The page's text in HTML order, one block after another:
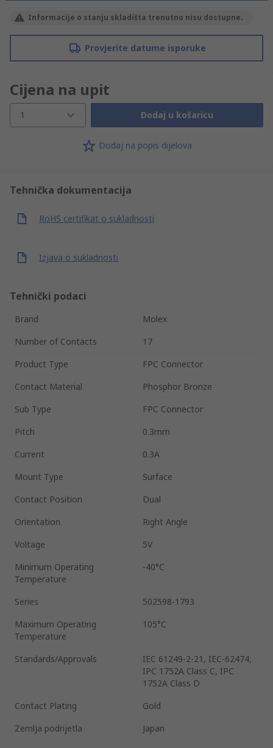
Informacije o stanju skladišta trenutno nisu dostupne.
Provjerite datume isporuke
Cijena na upit
1 Dodaj u košaricu
Dodaj na popis dijelova
Tehnička dokumentacija
RoHS certifikat o sukladnosti
Izjava o sukladnosti
Tehnički podaci
Brand
Molex
Number of Contacts
17
Product Type
FPC Connector
Contact Material
Phosphor Bronze
Sub Type
FPC Connector
Pitch
0.3mm
Current
0.3A
Mount Type
Surface
Contact Position
Dual
Orientation
Right Angle
Voltage
5V
Minimum Operating
Temperature
-40°C
Series
502598-1793
Maximum Operating
Temperature
105°C
Standards/Approvals
IEC 61249-2-21, IEC-62474,
IPC 1752A Class C, IPC
1752A Class D
Contact Plating
Gold
Zemlja podrijetla
Japan